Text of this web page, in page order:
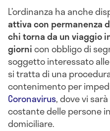
L’ordinanza ha anche
attiva con permanenza
chi torna da un viaggio
giornicon obbligo di
soggetto interessato
si tratta di una
contenimento per
Coronavirus, dove vi
costante delle persone
domiciliare.